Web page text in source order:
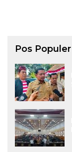
Pos Populer